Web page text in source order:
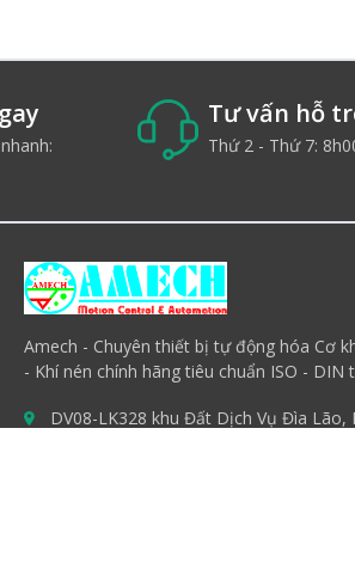
Tư vấn hỗ
Thứ 2 - Thứ 7:
Amech - Chuyên thiết bị tự động hóa Cơ
- Khí nén chính hãng tiêu chuẩn ISO - DIN
DV08-LK328 khu Đất Dịch Vụ Đìa Lão,